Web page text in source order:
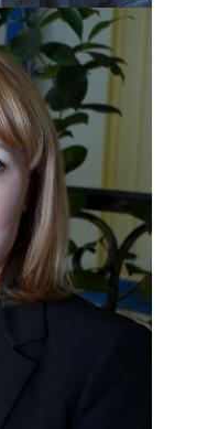
18.00 по записи,
05